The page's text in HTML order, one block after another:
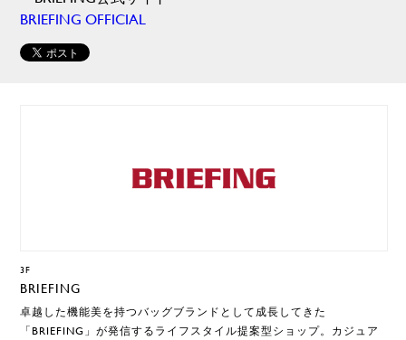
BRIEFING OFFICIAL
3F
BRIEFING
卓越した機能美を持つバッグブランドとして成長してきた
「BRIEFING」が発信するライフスタイル提案型ショップ。カジュア